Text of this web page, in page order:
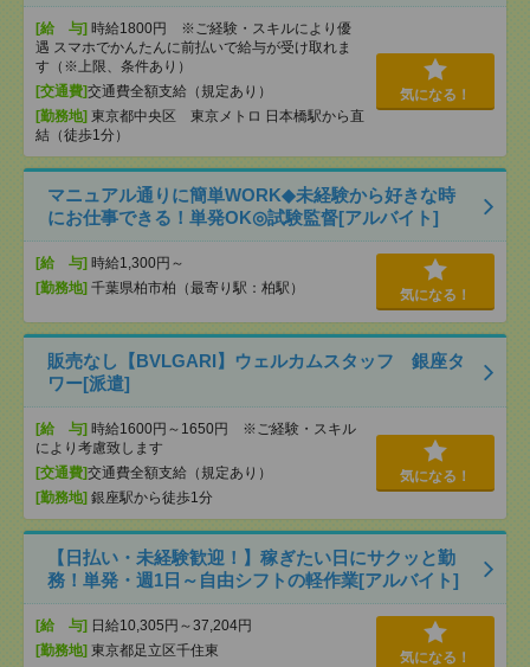
[給 与] 時給1800円 ※ご経験・スキルにより優
遇 スマホでかんたんに前払いで給与が受け取れま
す（※上限、条件あり）
[交通費]交通費全額支給（規定あり）
[勤務地] 東京都中央区 東京メトロ 日本橋駅から直
結（徒歩1分）
気になる！
マニュアル通りに簡単WORK◆未経験から好きな時
にお仕事できる！単発OK◎試験監督[アルバイト]
[給 与] 時給1,300円～
[勤務地] 千葉県柏市柏（最寄り駅：柏駅） 気になる！
販売なし【BVLGARI】ウェルカムスタッフ 銀座タ
ワー[派遣]
[給 与] 時給1600円～1650円 ※ご経験・スキル
により考慮致します
[交通費]交通費全額支給（規定あり）
[勤務地] 銀座駅から徒歩1分
気になる！
【日払い・未経験歓迎！】稼ぎたい日にサクッと勤
務！単発・週1日～自由シフトの軽作業[アルバイト]
[給 与] 日給10,305円～37,204円
[勤務地] 東京都足立区千住東 気になる！